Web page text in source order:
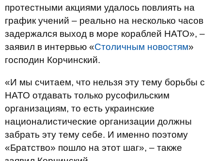
протестными акциями удалось повлиять на
график учений – реально на несколько часов
задержался выход в море кораблей НАТО», –
заявил в интервью «Столичным новостям»
господин Корчинский.
«И мы считаем, что нельзя эту тему борьбы с
НАТО отдавать только русофильским
организациям, то есть украинские
националистические организации должны
забрать эту тему себе. И именно поэтому
«Братство» пошло на этот шаг», – также